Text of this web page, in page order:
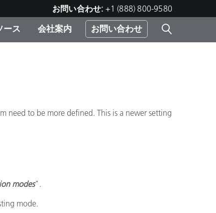
お問い合わせ: +1 (888) 800-9580
ース 会社案内 お問い合わせ
need to be more defined. This is a newer setting
modes".
mode.